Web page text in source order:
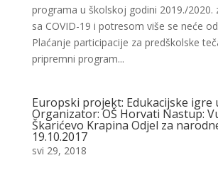
programa u školskoj godini 2019./2020.
sa COVID-19 i potresom više se neće
Plaćanje participacije za predškolske
pripremni program...
Europski projekt: Edukacijske igre
Organizator: OŠ Horvati Nastup:
Škarićevo Krapina Odjel za
19.10.2017
svi 29, 2018